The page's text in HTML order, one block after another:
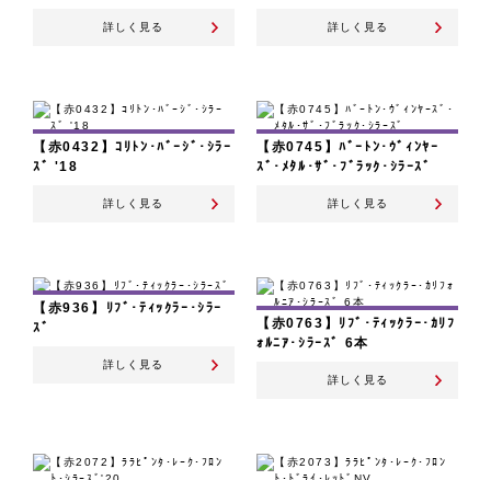
詳しく見る 詳しく見る
【赤0432】ｺﾘﾄﾝ･ﾊﾞｰｼﾞ･ｼﾗｰ
ｽﾞ '18
詳しく見る
【赤0745】ﾊﾞｰﾄﾝ･ｳﾞｨﾝﾔｰ
ｽﾞ･ﾒﾀﾙ･ｻﾞ･ﾌﾞﾗｯｸ･ｼﾗｰｽﾞ
詳しく見る
【赤936】ﾘﾌﾞ･ﾃｨｯｸﾗｰ･ｼﾗｰ
ｽﾞ
詳しく見る
【赤0763】ﾘﾌﾞ･ﾃｨｯｸﾗｰ･ｶﾘﾌ
ｫﾙﾆｱ･ｼﾗｰｽﾞ 6本
詳しく見る